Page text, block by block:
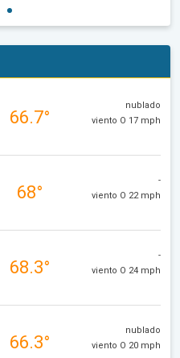
66.7°
nublado
viento O 17 mph
68°
-
viento O 22 mph
68.3°
-
viento O 24 mph
66.3°
nublado
viento O 20 mph